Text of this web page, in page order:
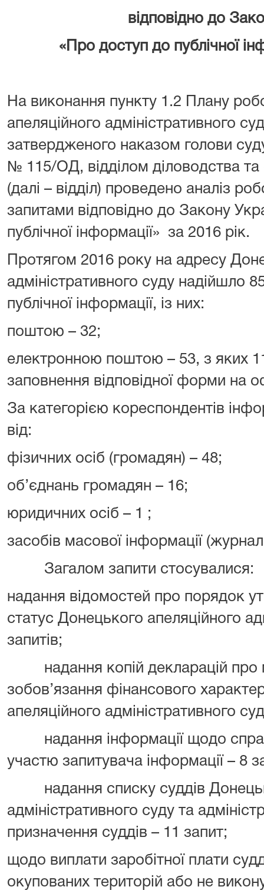
відповідно до
«Про доступ до публічної
На виконання пункту 1.2 Плану
апеляційного адміністративного
затвердженого наказом голови
№ 115/ОД, відділом діловодства
(далі – відділ) проведено аналіз
запитами відповідно до Закону
публічної інформації» за 2016 рік.
Протягом 2016 року на адресу
адміністративного суду надійшло
публічної інформації, із них:
поштою – 32;
електронною поштою – 53, з яких
заповнення відповідної форми на
За категорією кореспондентів
від:
фізичних осіб (громадян) – 48;
об’єднань громадян – 16;
юридичних осіб – 1 ;
засобів масової інформації
Загалом запити стосувалися:
надання відомостей про порядок
статус Донецького апеляційного
запитів;
надання копій декларацій про
зобов’язання фінансового
апеляційного адміністративного
надання інформації щодо
участю запитувача інформації – 8
надання списку суддів
адміністративного суду та
призначення суддів – 11 запит;
щодо виплати заробітної плати
окупованих територій або не